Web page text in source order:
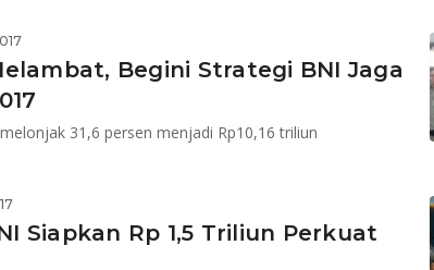
Begini Strategi BNI Jaga
31,6 persen menjadi Rp10,16 triliun
Siapkan Rp 1,5 Triliun Perkuat